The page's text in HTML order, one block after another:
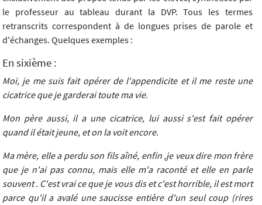
le professeur au tableau durant la DVP. Tous les termes
retranscrits correspondent à de longues prises de parole et
d'échanges. Quelques exemples :
En sixième :
Moi, je me suis fait opérer de l'appendicite et il me reste une
cicatrice que je garderai toute ma vie.
Mon père aussi, il a une cicatrice, lui aussi s'est fait opérer
quand il était jeune, et on la voit encore.
Ma mère, elle a perdu son fils aîné, enfin ,je veux dire mon frère
que je n'ai pas connu, mais elle m'a raconté et elle en parle
souvent . C'est vrai ce que je vous dis et c'est horrible, il est mort
parce qu'il a avalé une saucisse entière d'un seul coup (rires